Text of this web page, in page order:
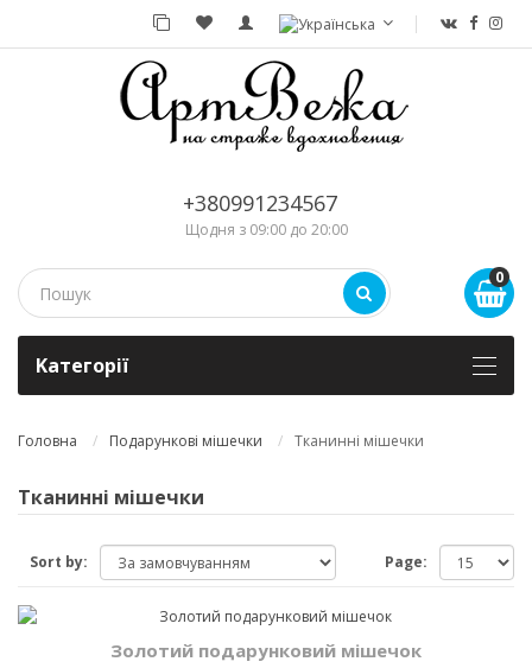
+380991234567
Щодня з 09:00 до 20:00
0
Kатегорії
Головна Подарункові мішечки Тканинні мішечки
Тканинні мішечки
Sort by: Page:
Золотий подарунковий мішечок